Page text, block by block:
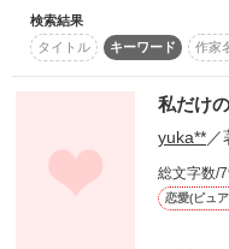
   レビューありがとうございます。
       □■□■
私は誰にも負けないくら
スタイリッシュな眼鏡を掛
眼鏡の奥の瞳はとても綺
逃れられなくなってしま
私の彼氏は浮気者
本当は私だけを見てって
あなたが私を心から
愛してると言ってくれた
検索結果
タイトル
キーワード 作家
私だけ
yuka**／
総文字数/
恋愛(ピュ